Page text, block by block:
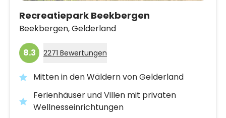
Recreatiepark Beekbergen
Beekbergen,Gelderland
8.3 2271 Bewertungen
Mitten in den Wäldern von Gelderland
Ferienhäuser und Villen mit privaten
Wellnesseinrichtungen